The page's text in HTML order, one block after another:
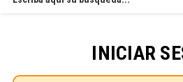
en
INICIAR